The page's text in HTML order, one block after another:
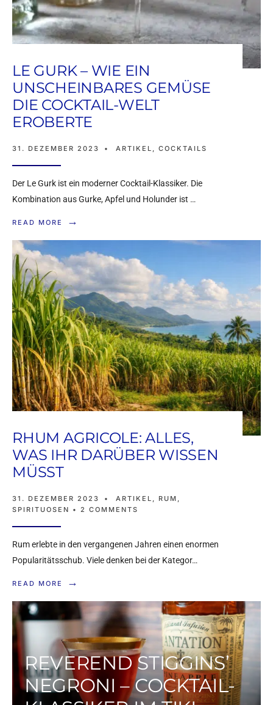
LE GURK – WIE EIN
UNSCHEINBARES GEMÜSE
DIE COCKTAIL-WELT
EROBERTE
31. DEZEMBER 2023 • ARTIKEL , COCKTAILS
Der Le Gurk ist ein moderner Cocktail-Klassiker. Die
Kombination aus Gurke, Apfel und Holunder ist …
READ MORE →
RHUM AGRICOLE: ALLES,
WAS IHR DARÜBER WISSEN
MÜSST
31. DEZEMBER 2023 • ARTIKEL RUM
SPIRITUOSEN • 2 COMMENTS
Rum erlebte in den vergangenen Jahren einen enormen
Popularitätsschub. Viele denken bei der Kategor…
READ MORE →
REVEREND STIGGINS’
NEGRONI – COCKTAIL-